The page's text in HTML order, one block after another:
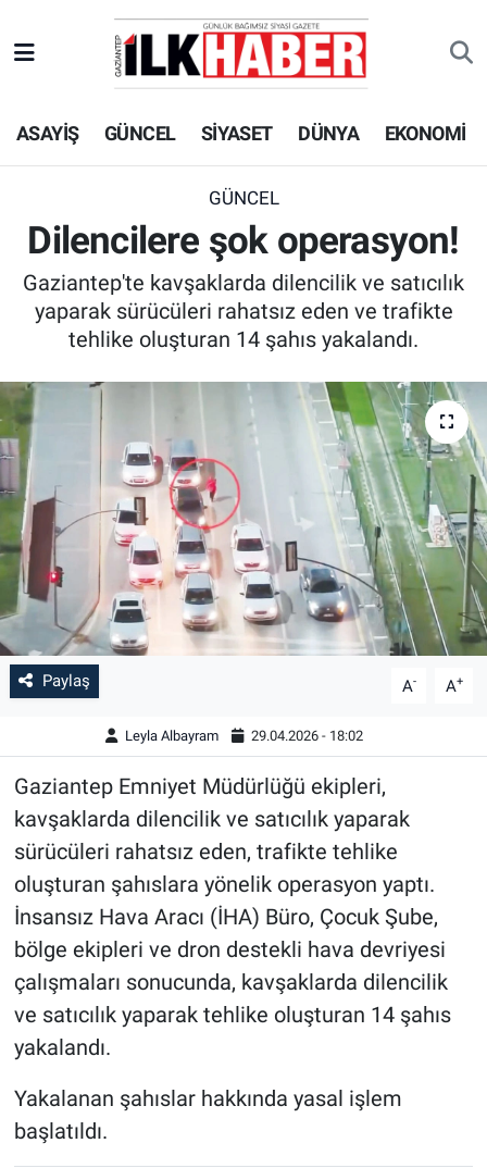
ASAYİŞ GÜNCEL SİYASET DÜNYA EKONOMİ
GÜNCEL
Dilencilere şok operasyon!
Gaziantep'te kavşaklarda dilencilik ve satıcılık
yaparak sürücüleri rahatsız eden ve trafikte
tehlike oluşturan 14 şahıs yakalandı.
Paylaş A- A+
Leyla Albayram 29.04.2026 - 18:02
Gaziantep Emniyet Müdürlüğü ekipleri,
kavşaklarda dilencilik ve satıcılık yaparak
sürücüleri rahatsız eden, trafikte tehlike
oluşturan şahıslara yönelik operasyon yaptı.
İnsansız Hava Aracı (İHA) Büro, Çocuk Şube,
bölge ekipleri ve dron destekli hava devriyesi
çalışmaları sonucunda, kavşaklarda dilencilik
ve satıcılık yaparak tehlike oluşturan 14 şahıs
yakalandı.
Yakalanan şahıslar hakkında yasal işlem
başlatıldı.
EKONOMİ
SİYASET
SPOR
TEKNOLOJİ
EĞİTİM
KÜLTÜR - SANAT
Beyoğlu Hava Durumu
Beyoğlu Trafik Yoğunluk Haritası
Süper Lig Puan Durumu ve Fikstür
Tüm Manşetler
Son Dakika Haberleri